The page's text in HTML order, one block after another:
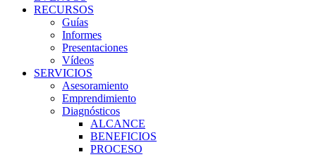
RECURSOS
Guías
Informes
Presentaciones
Vídeos
SERVICIOS
Asesoramiento
Emprendimiento
Diagnósticos
ALCANCE
BENEFICIOS
PROCESO